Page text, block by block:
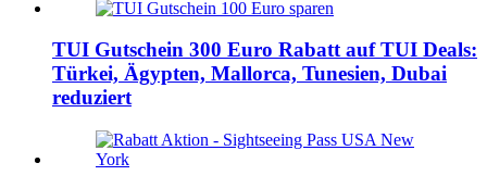
TUI Gutschein 300 Euro Rabatt auf TUI Deals:
Türkei, Ägypten, Mallorca, Tunesien, Dubai
reduziert